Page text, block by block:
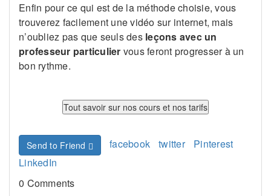
Enfin pour ce qui est de la méthode choisie, vous
trouverez facilement une vidéo sur internet, mais
n’oubliez pas que seuls desleçons avec un
professeur particulier vous feront progresser à un
bon rythme.
Send to Friend facebook twitter
Pinterest
LinkedIn
0 Comments